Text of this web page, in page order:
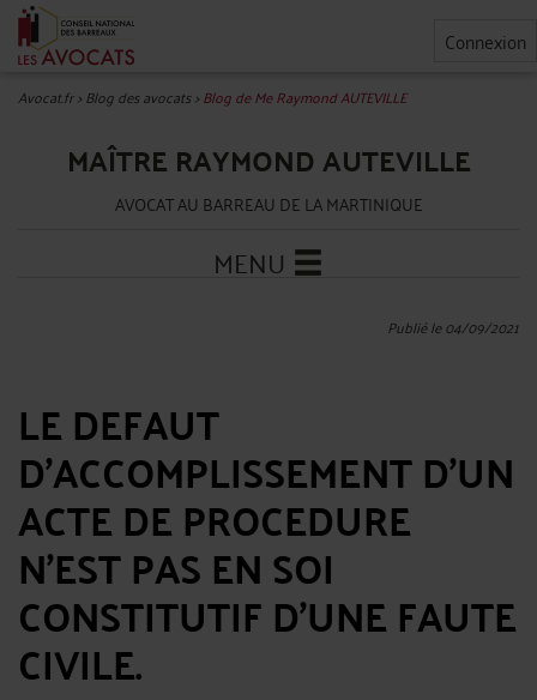
Connexion
Avocat.fr>Blog des avocats>Blog de Me Raymond AUTEVILLE
MAÎTRE RAYMOND AUTEVILLE
AVOCAT AU BARREAU DE LA MARTINIQUE
MENU
Publié le 04/09/2021
LE DEFAUT
D’ACCOMPLISSEMENT D’UN
ACTE DE PROCEDURE
N’EST PAS EN SOI
CONSTITUTIF D’UNE FAUTE
CIVILE.